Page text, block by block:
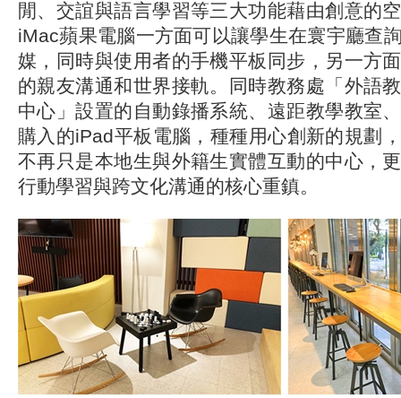
閒、交誼與語言學習等三大功能藉由創意的
iMac蘋果電腦一方面可以讓學生在寰宇廳查
媒，同時與使用者的手機平板同步，另一方
的親友溝通和世界接軌。同時教務處「外語
中心」設置的自動錄播系統、遠距教學教室
購入的iPad平板電腦，種種用心創新的規劃
不再只是本地生與外籍生實體互動的中心，
行動學習與跨文化溝通的核心重鎮。